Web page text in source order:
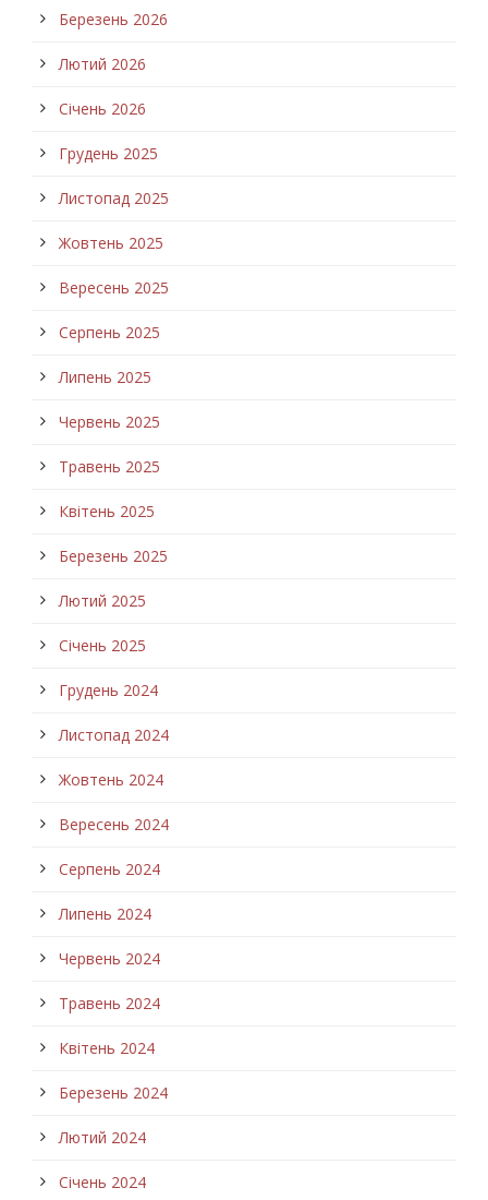
Березень 2026
Лютий 2026
Січень 2026
Грудень 2025
Листопад 2025
Жовтень 2025
Вересень 2025
Серпень 2025
Липень 2025
Червень 2025
Травень 2025
Квітень 2025
Березень 2025
Лютий 2025
Січень 2025
Грудень 2024
Листопад 2024
Жовтень 2024
Вересень 2024
Серпень 2024
Липень 2024
Червень 2024
Травень 2024
Квітень 2024
Березень 2024
Лютий 2024
Січень 2024